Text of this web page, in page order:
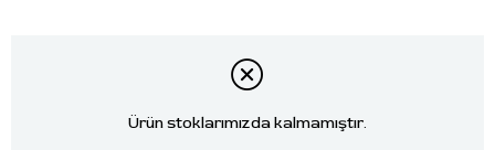
Ürün stoklarımızda kalmamıştır.